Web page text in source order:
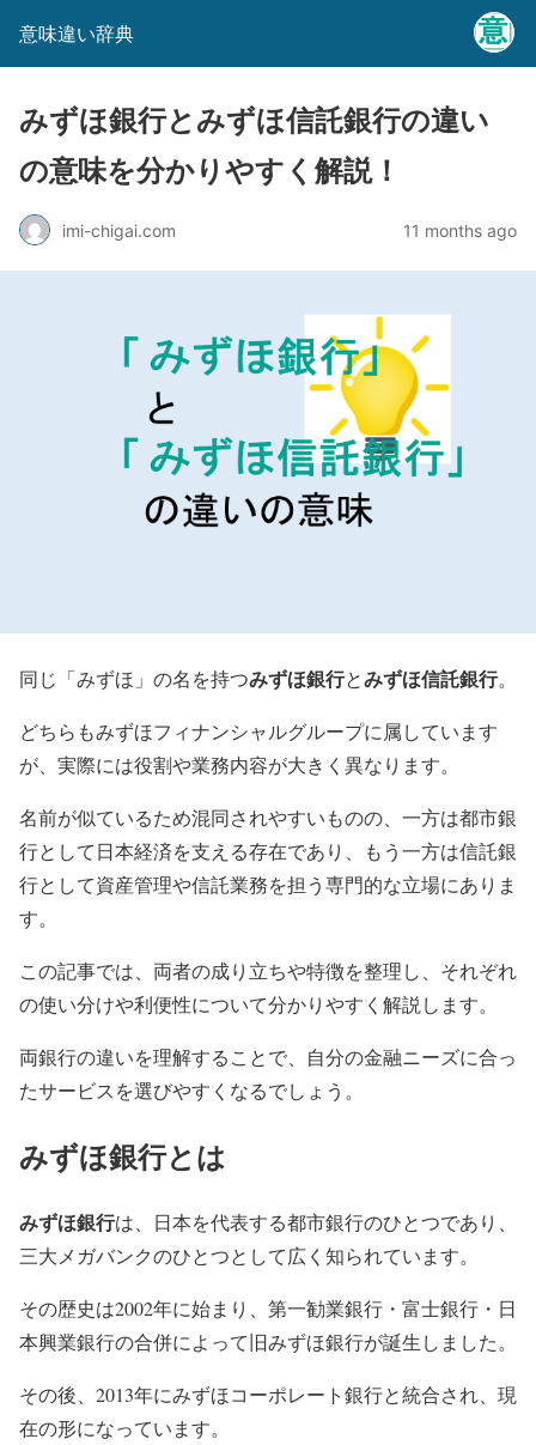
意味違い辞典
みずほ銀行とみずほ信託銀行の違い
の意味を分かりやすく解説！
imi-chigai.com 11 months ago
同じ「みずほ」の名を持つみずほ銀行とみずほ信託銀行。
どちらもみずほフィナンシャルグループに属しています
が、実際には役割や業務内容が大きく異なります。
名前が似ているため混同されやすいものの、一方は都市銀
行として日本経済を支える存在であり、もう一方は信託銀
行として資産管理や信託業務を担う専門的な立場にありま
す。
この記事では、両者の成り立ちや特徴を整理し、それぞれ
の使い分けや利便性について分かりやすく解説します。
両銀行の違いを理解することで、自分の金融ニーズに合っ
たサービスを選びやすくなるでしょう。
みずほ銀行とは
みずほ銀行は、日本を代表する都市銀行のひとつであり、
三大メガバンクのひとつとして広く知られています。
その歴史は2002年に始まり、第一勧業銀行・富士銀行・日
本興業銀行の合併によって旧みずほ銀行が誕生しました。
その後、2013年にみずほコーポレート銀行と統合され、現
在の形になっています。